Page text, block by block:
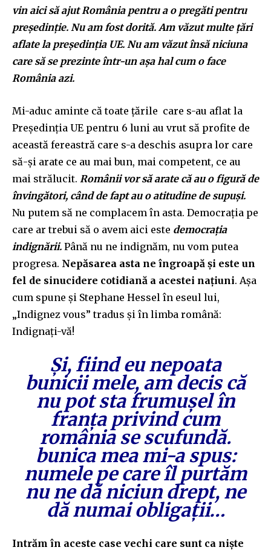
vin aici să ajut România pentru a o pregăti pentru
președinție. Nu am fost dorită. Am văzut multe țări
aflate la președinția UE. Nu am văzut însă niciuna
care să se prezinte într-un așa hal cum o face
România azi.
Mi-aduc aminte că toate țările care s-au aflat la
Președinția UE pentru 6 luni au vrut să profite de
această fereastră care s-a deschis asupra lor care
să-și arate ce au mai bun, mai competent, ce au
mai strălucit. Românii vor să arate că au o figură de
învingători, când de fapt au o atitudine de supuși.
Nu putem să ne complacem în asta. Democrația pe
care ar trebui să o avem aici este democrația
indignării. Până nu ne indignăm, nu vom putea
progresa. Nepăsarea asta ne îngroapă și este un
fel de sinucidere cotidiană a acestei națiuni. Așa
cum spune și Stephane Hessel în eseul lui,
„Indignez vous” tradus și în limba română:
Indignați-vă!
Și, fiind eu nepoata
bunicii mele, am decis că
nu pot sta frumușel în
franța privind cum
românia se scufundă.
bunica mea mi-a spus:
numele pe care îl purtăm
nu ne dă niciun drept, ne
dă numai obligații…
Intrăm în aceste case vechi care sunt ca niște